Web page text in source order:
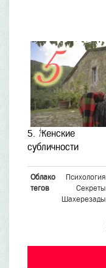
5. Женские
субличности
Облако
тегов
Психология
Секреты
Шахерезады